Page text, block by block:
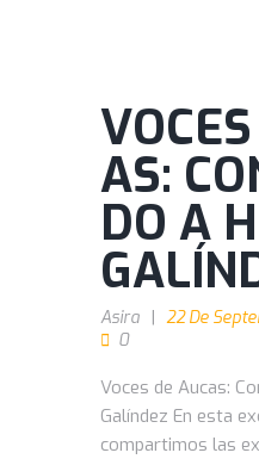
AS:
DO A
Asira
22 De
0
Voces de Aucas:
Galíndez En esta
compartimos las